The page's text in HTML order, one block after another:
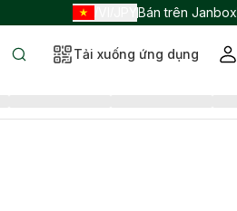
Bán trên Janbox
Tải xuống ứng dụng